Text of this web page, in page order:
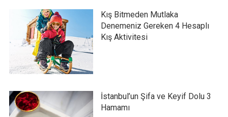
Kış Bitmeden Mutlaka
Denemeniz Gereken 4 Hesaplı
Kış Aktivitesi
İstanbul’un Şifa ve Keyif Dolu 3
Hamamı